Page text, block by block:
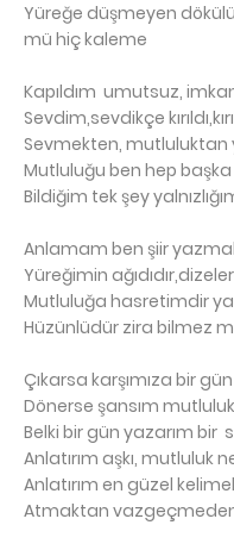
Yüreğe düşmeyen
mü hiç kaleme
Kapıldım umutsuz,
Sevdim,sevdikçe
Sevmekten, mutluluktan
Mutluluğu ben hep
Bildiğim tek şey
Anlamam ben şiir
Yüreğimin
Mutluluğa hasretimdir
Hüzünlüdür zira bilmez
Çıkarsa karşımıza bir
Dönerse şansım
Belki bir gün yazarım bir
Anlatırım aşkı, mutluluk
Anlatırım en güzel
Atmaktan